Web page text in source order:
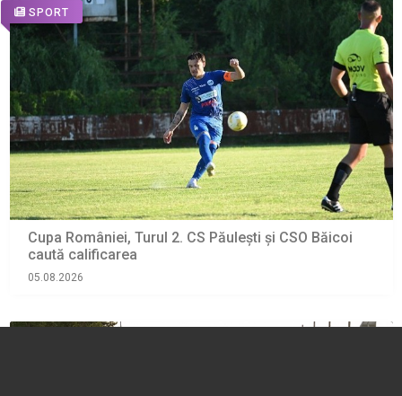
SPORT
Cupa României, Turul 2. CS Păulești și CSO Băicoi
caută calificarea
05.08.2026